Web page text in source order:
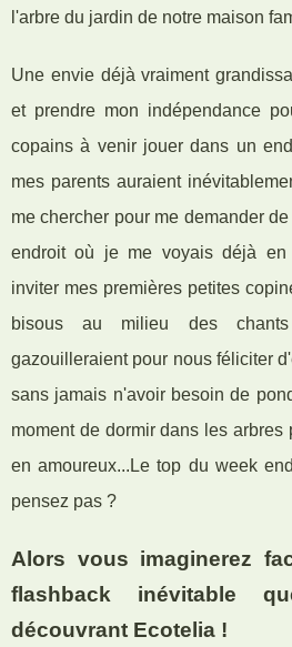
l'arbre du jardin de notre maison
Une envie déjà vraiment
et prendre mon indépendance
copains à venir jouer dans un
mes parents auraient
me chercher pour me demander
endroit où je me voyais déjà
inviter mes premières petites
bisous au milieu des
gazouilleraient pour nous féliciter
sans jamais n'avoir besoin de
moment de dormir dans les arbres
en amoureux...Le top du week
pensez pas ?
Alors vous imaginerez
flashback inévitable
découvrant Ecotelia !